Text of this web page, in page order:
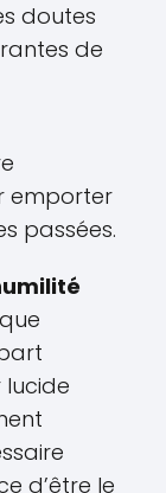
doutes
de
emporter
passées.
d’être le